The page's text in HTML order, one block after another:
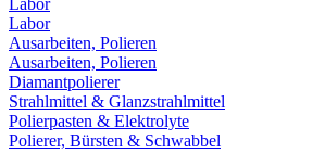
Labor
Labor
Ausarbeiten, Polieren
Ausarbeiten, Polieren
Diamantpolierer
Strahlmittel & Glanzstrahlmittel
Polierpasten & Elektrolyte
Polierer, Bürsten & Schwabbel